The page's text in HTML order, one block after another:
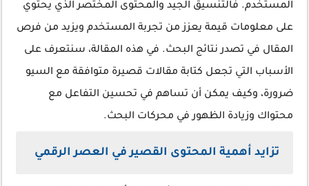
المستخدم. فالتنسيق الجيد والمحتوى المختصر الذي يحتوي
على معلومات قيمة يعزز من تجربة المستخدم ويزيد من فرص
المقال في تصدر نتائج البحث. في هذه المقالة، سنتعرف على
الأسباب التي تجعل كتابة مقالات قصيرة متوافقة مع السيو
ضرورة، وكيف يمكن أن تساهم في تحسين التفاعل مع
محتواك وزيادة الظهور في محركات البحث.
تزايد أهمية المحتوى القصير في العصر الرقمي